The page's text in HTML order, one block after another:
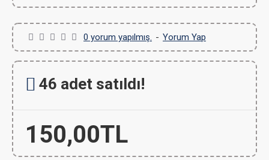
0 yorum yapılmış. - Yorum Yap
150,00TL
46 adet satıldı!